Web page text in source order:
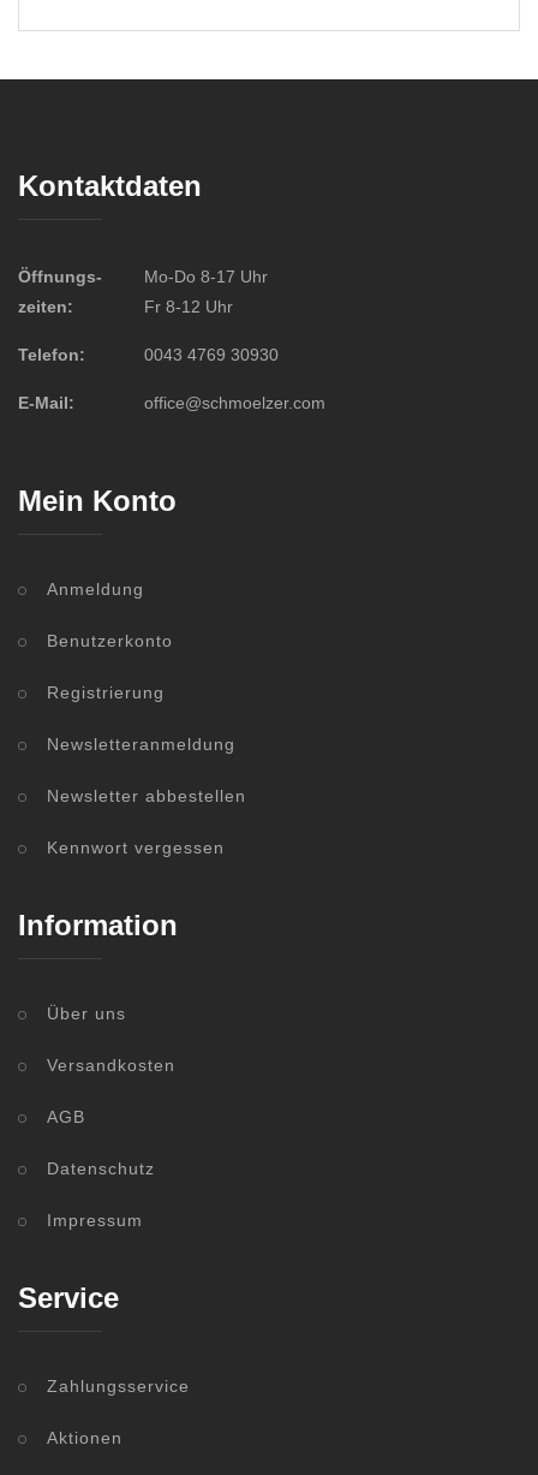
Kontaktdaten
Öffnungs-
zeiten:
Mo-Do 8-17 Uhr
Fr 8-12 Uhr
Telefon: 0043 4769 30930
E-Mail: office@schmoelzer.com
Mein Konto
Anmeldung
Benutzerkonto
Registrierung
Newsletteranmeldung
Newsletter abbestellen
Kennwort vergessen
Information
Über uns
Versandkosten
AGB
Datenschutz
Impressum
Service
Zahlungsservice
Aktionen